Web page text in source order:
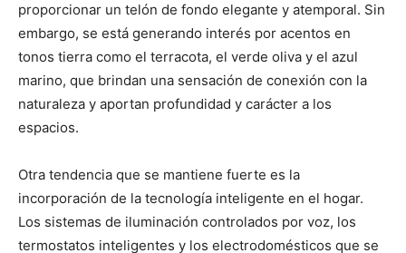
proporcionar un telón de fondo elegante y atemporal. Sin
embargo, se está generando interés por acentos en
tonos tierra como el terracota, el verde oliva y el azul
marino, que brindan una sensación de conexión con la
naturaleza y aportan profundidad y carácter a los
espacios.
Otra tendencia que se mantiene fuerte es la
incorporación de la tecnología inteligente en el hogar.
Los sistemas de iluminación controlados por voz, los
termostatos inteligentes y los electrodomésticos que se